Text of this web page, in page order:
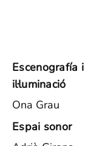
Escenografía i
il·luminació
Ona Grau
Espai sonor